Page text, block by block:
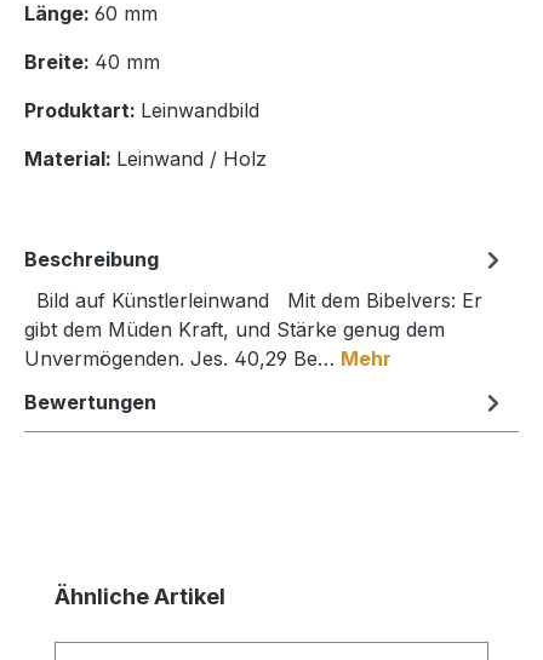
Länge: 60 mm
Breite: 40 mm
Produktart: Leinwandbild
Material: Leinwand / Holz
Beschreibung
Bild auf Künstlerleinwand Mit dem Bibelvers: Er
gibt dem Müden Kraft, und Stärke genug dem
Unvermögenden. Jes. 40,29 Be… Mehr
Bewertungen
Produktgalerie überspringen
Ähnliche Artikel